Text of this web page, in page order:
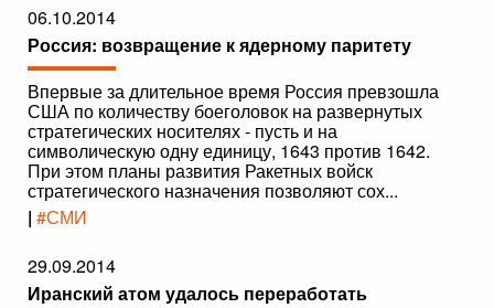
06.10.2014
Россия: возвращение к ядерному паритету
Впервые за длительное время Россия превзошла
США по количеству боеголовок на развернутых
стратегических носителях - пусть и на
символическую одну единицу, 1643 против 1642.
При этом планы развития Ракетных войск
стратегического назначения позволяют сох...
| #СМИ
29.09.2014
Иранский атом удалось переработать